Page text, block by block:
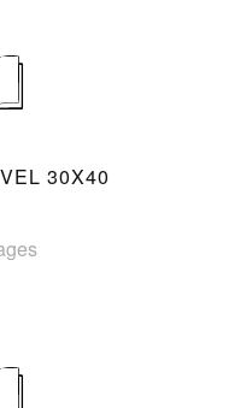
30X40